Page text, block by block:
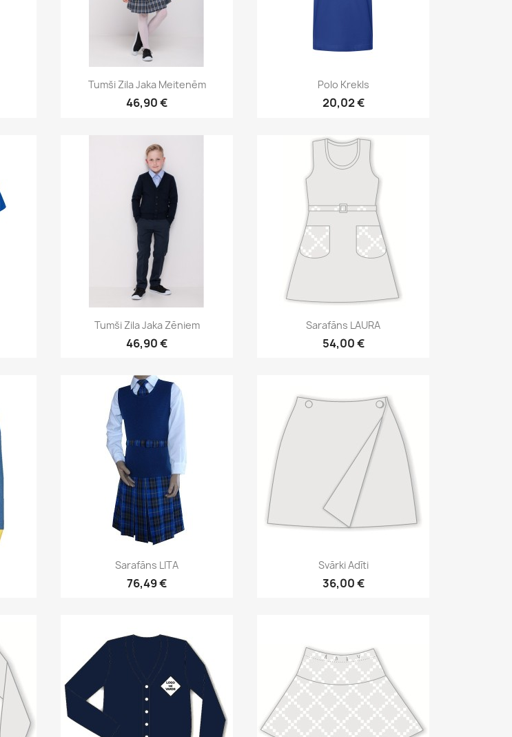
Īss ieskats
Tumši Zila Jaka Meitenēm
46,90 €
Īss ieskats
Polo Krekls
20,02 €
Īss ieskats
Tumši Zila Jaka Zēniem
46,90 €
Īss ieskats
Sarafāns LAURA
54,00 €
Īss ieskats
Sarafāns LITA
76,49 €
Īss ieskats
Svārki Adīti
36,00 €